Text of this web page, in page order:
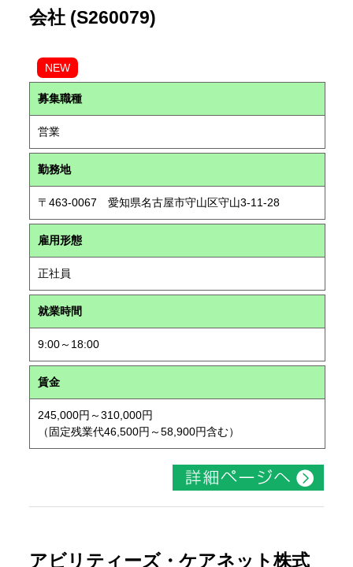
会社 (S260079)
NEW
募集職種
営業
勤務地
〒463-0067 愛知県名古屋市守山区守山3-11-28
雇用形態
正社員
就業時間
9:00～18:00
賃金
245,000円～310,000円
（固定残業代46,500円～58,900円含む）
アビリティーズ・ケアネット株式